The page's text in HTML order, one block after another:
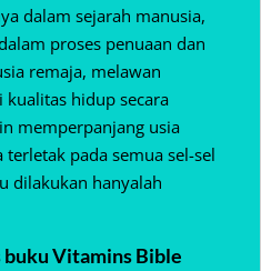
dalam sejarah manusia,
proses penuaan dan
remaja, melawan
hidup secara
memperpanjang usia
pada semua sel-sel
dilakukan hanyalah
Vitamins Bible